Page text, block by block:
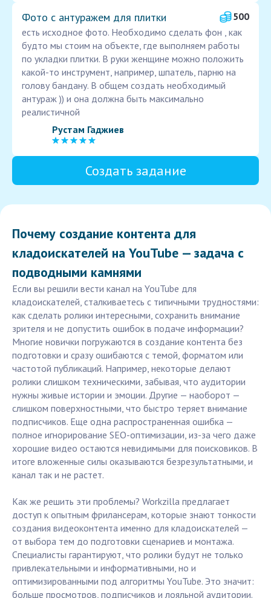
Фото с антуражем для плитки
500
есть исходное фото. Необходимо сделать фон , как
будто мы стоим на объекте, где выполняем работы
по укладки плитки. В руки женщине можно положить
какой-то инструмент, например, шпатель, парню на
голову бандану. В общем создать необходимый
антураж )) и она должна быть максимально
реалистичной
Рустам Гаджиев
Создать задание
Почему создание контента для
кладоискателей на YouTube — задача с
подводными камнями
Если вы решили вести канал на YouTube для
кладоискателей, сталкиваетесь с типичными трудностями:
как сделать ролики интересными, сохранить внимание
зрителя и не допустить ошибок в подаче информации?
Многие новички погружаются в создание контента без
подготовки и сразу ошибаются с темой, форматом или
частотой публикаций. Например, некоторые делают
ролики слишком техническими, забывая, что аудитории
нужны живые истории и эмоции. Другие — наоборот —
слишком поверхностными, что быстро теряет внимание
подписчиков. Еще одна распространенная ошибка —
полное игнорирование SEO-оптимизации, из-за чего даже
хорошие видео остаются невидимыми для поисковиков. В
итоге вложенные силы оказываются безрезультатными, и
канал так и не растет.
Как же решить эти проблемы? Workzilla предлагает
доступ к опытным фрилансерам, которые знают тонкости
создания видеоконтента именно для кладоискателей —
от выбора тем до подготовки сценариев и монтажа.
Специалисты гарантируют, что ролики будут не только
привлекательными и информативными, но и
оптимизированными под алгоритмы YouTube. Это значит:
больше просмотров, подписчиков и лояльной аудитории.